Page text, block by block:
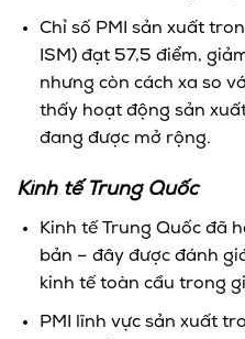
Chỉ số PMI sản xuất
ISM) đạt 57,5 điểm,
nhưng còn cách xa so
thấy hoạt động sản
đang được mở rộng.
Kinh tế Trung Quốc
Kinh tế Trung Quốc đã
bản – đây được đánh
kinh tế toàn cầu trong
PMI lĩnh vực sản xuất